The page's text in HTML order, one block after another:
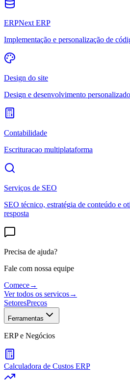
ERPNext ERP
Implementação e personalização de
Design do site
Design e desenvolvimento
Contabilidade
Escrituracao multiplataforma
Serviços de SEO
SEO técnico, estratégia de conteúdo e
resposta
Precisa de ajuda?
Fale com nossa equipe
Comece→
Ver todos os servicos→
SetoresPreços
Ferramentas
ERP e Negócios
Calculadora de Custos ERP